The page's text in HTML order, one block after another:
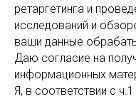
ретаргетинга и
исследований и
ваши данные
Даю согласие на
информационных
Я, в соответствии с